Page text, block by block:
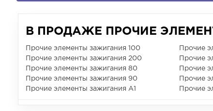
В ПРОДАЖЕ ПРОЧИЕ
Прочие элементы зажигания 100
Прочие элементы зажигания 200
Прочие элементы зажигания 80
Прочие элементы зажигания 90
Прочие элементы зажигания A1
Прочие
Прочие
Прочие
Прочие
Прочие